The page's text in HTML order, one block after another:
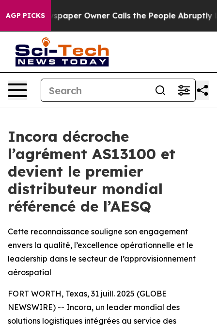
AGP PICKS
Newspaper Owner Calls the People Abruptly
Incora décroche
l’agrément AS13100 et
devient le premier
distributeur mondial
référencé de l’AESQ
Cette reconnaissance souligne son engagement
envers la qualité, l’excellence opérationnelle et le
leadership dans le secteur de l’approvisionnement
aérospatial
FORT WORTH, Texas, 31 juill. 2025 (GLOBE
NEWSWIRE) -- Incora, un leader mondial des
solutions logistiques intégrées au service des